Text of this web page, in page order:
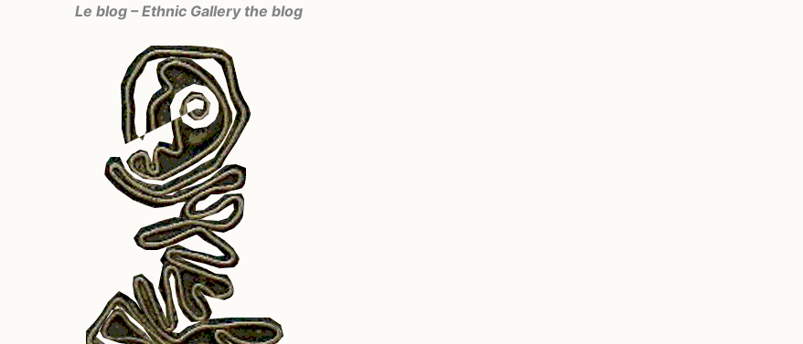
Le blog – Ethnic Gallery the blog